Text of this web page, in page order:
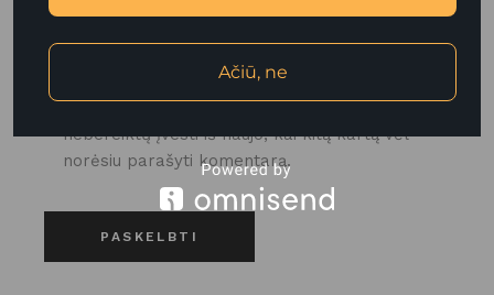
Noriu savo interneto naršyklėje išsaugoti vardą,
nebereiktų įvesti iš naujo, kai kitą kartą vėl
norėsiu parašyti komentarą.
PASKELBTI
Ačiū, ne